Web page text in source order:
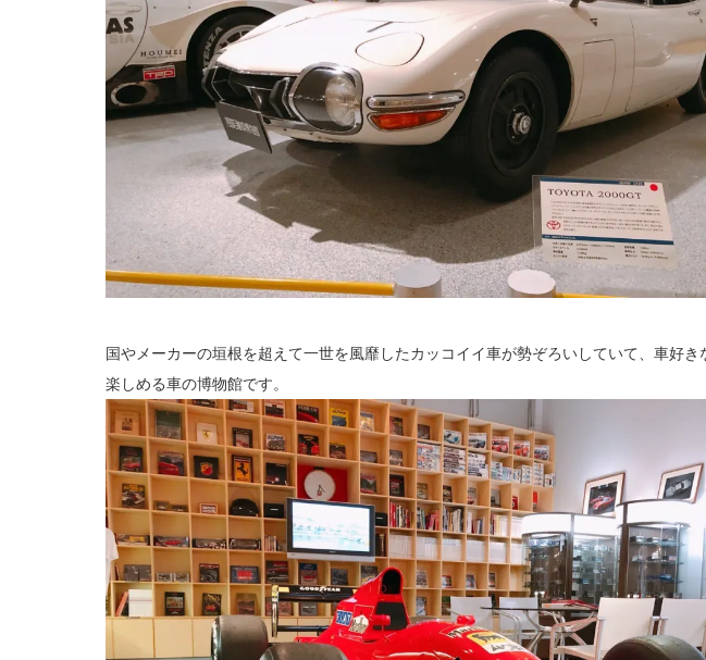
国やメーカーの垣根を超えて一世を風靡したカッコイイ車が勢ぞろいしていて、車好き
楽しめる車の博物館です。